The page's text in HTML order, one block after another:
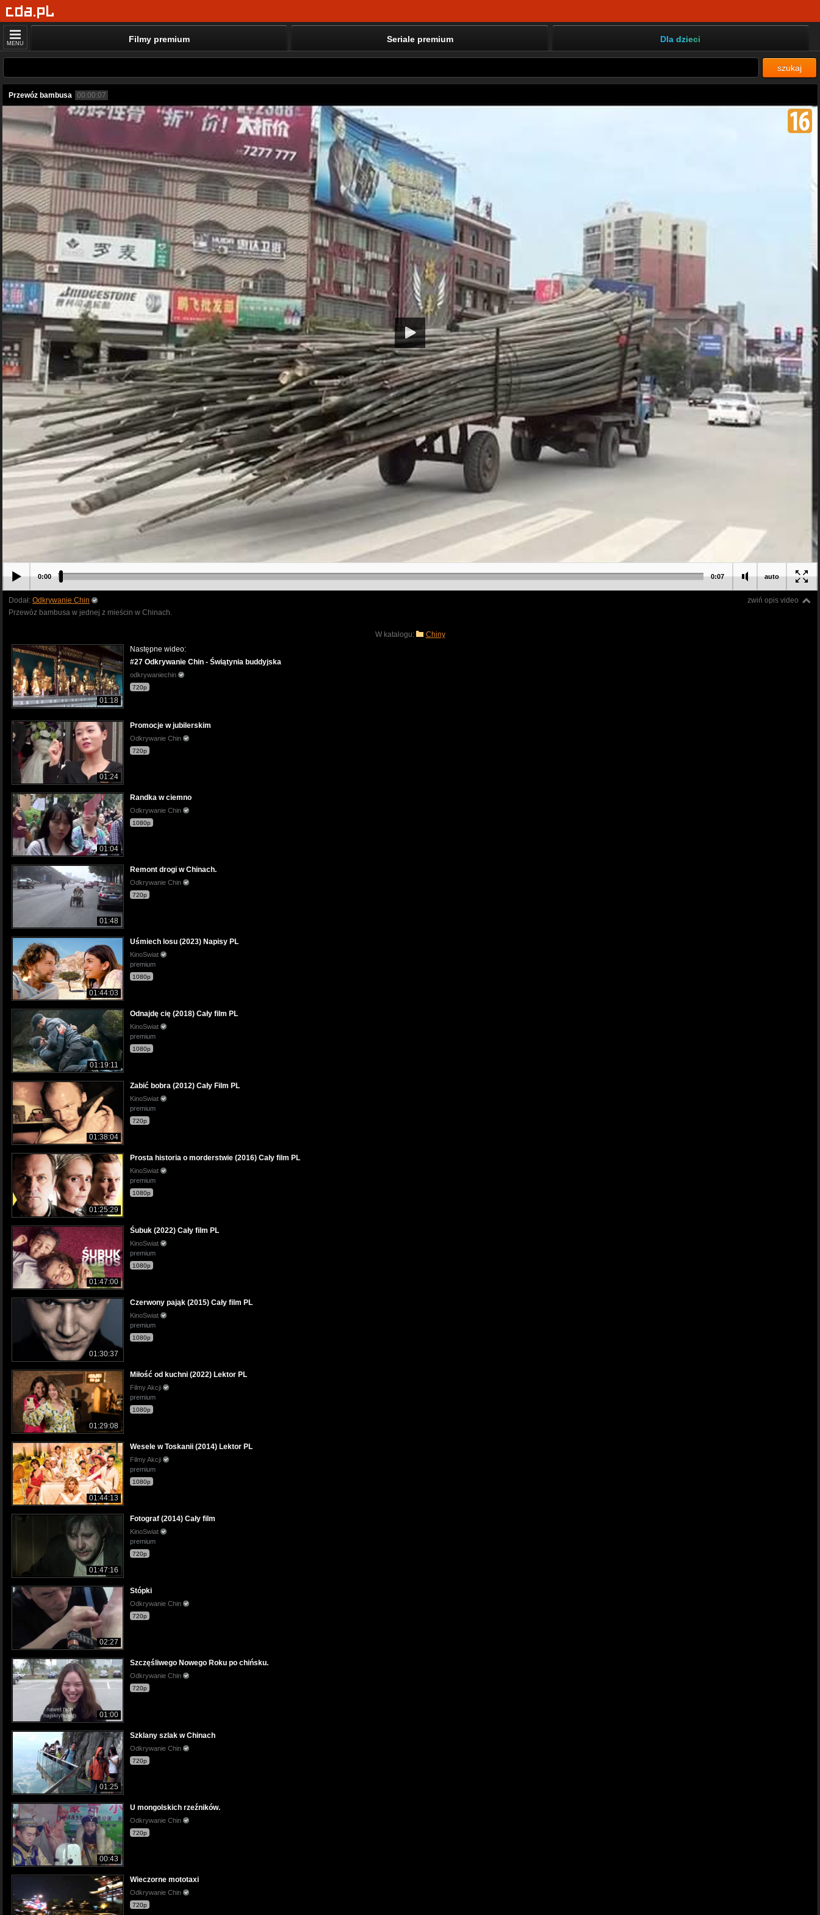
MENU Filmy premium Seriale premium Dla dzieci
szukaj
Przewóz bambusa 00:00:07
auto
0:00 0:07
zwiń opis video
Dodał: Odkrywanie Chin
Przewóz bambusa w jednej z mieścin w Chinach.
W katalogu: Chiny
01:18
Następne wideo:
#27 Odkrywanie Chin - Świątynia buddyjska
odkrywaniechin
720p
01:24
Promocje w jubilerskim
Odkrywanie Chin
720p
01:04
Randka w ciemno
Odkrywanie Chin
1080p
01:48
Remont drogi w Chinach.
Odkrywanie Chin
720p
01:44:03
Uśmiech losu (2023) Napisy PL
KinoSwiat
premium
1080p
01:19:11
Odnajdę cię (2018) Cały film PL
KinoSwiat
premium
1080p
01:38:04
Zabić bobra (2012) Cały Film PL
KinoSwiat
premium
720p
01:25:29
Prosta historia o morderstwie (2016) Cały film PL
KinoSwiat
premium
1080p
01:47:00
Śubuk (2022) Cały film PL
KinoSwiat
premium
1080p
01:30:37
Czerwony pająk (2015) Cały film PL
KinoSwiat
premium
1080p
01:29:08
Miłość od kuchni (2022) Lektor PL
Filmy Akcji
premium
1080p
01:44:13
Wesele w Toskanii (2014) Lektor PL
Filmy Akcji
premium
1080p
01:47:16
Fotograf (2014) Cały film
KinoSwiat
premium
720p
02:27
Stópki
Odkrywanie Chin
720p
01:00
Szczęśliwego Nowego Roku po chińsku.
Odkrywanie Chin
720p
01:25
Szklany szlak w Chinach
Odkrywanie Chin
720p
00:43
U mongolskich rzeźników.
Odkrywanie Chin
720p
Wieczorne mototaxi
Odkrywanie Chin
720p